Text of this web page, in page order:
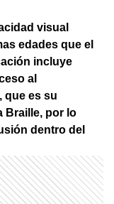
visual
edades que el
incluye
al
que es su
Braille, por lo
dentro del